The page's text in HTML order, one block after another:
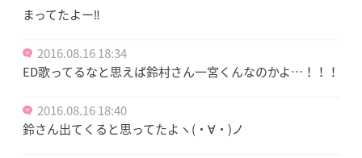
まってたよー‼
2016.08.16 18:34
ED歌ってるなと思えば鈴村さん一宮くんなのかよ…！！！
2016.08.16 18:40
鈴さん出てくると思ってたよヽ(・∀・)ノ